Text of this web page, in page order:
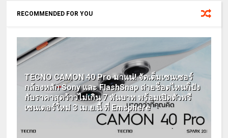
RECOMMENDED FOR YOU
TECNO CAMON 40 Pro มาแน่! จัดเต็มเซนเซอร์
กล้องหลัก Sony และ FlashSnap ถ่ายช็อตไหนก็ปัง
กับราคาสุดว้าวไม่เกิน 7 พันบาท พร้อมเปิดตัวพรี
เซนเตอร์ใหม่ 3 เม.ย.นี้ ที่ Emsphere